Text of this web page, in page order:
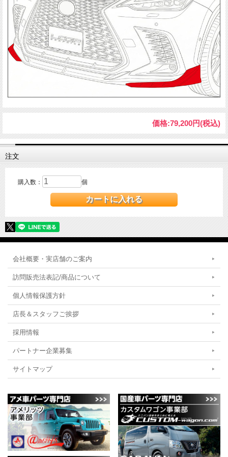
価格:79,200円(税込)
注文
購入数： 個
会社概要・実店舗のご案内
訪問販売法表記/商品について
個人情報保護方針
店長＆スタッフご挨拶
採用情報
パートナー企業募集
サイトマップ